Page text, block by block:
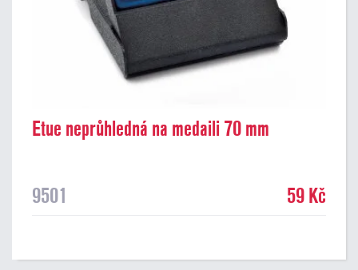
Etue neprůhledná na medaili 70 mm
9501 59 Kč